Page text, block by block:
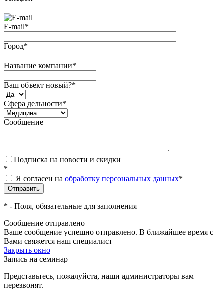
E-mail*
Город*
Название компании*
Ваш объект новый?*
Сфера дельности*
Сообщение
Подписка на новости и скидки
*
Я согласен на обработку персональных данных*
* - Поля, обязательные для заполнения
Сообщение отправлено
Ваше сообщение успешно отправлено. В ближайшее время с
Вами свяжется наш специалист
Закрыть окно
Запись на семинар
Представьтесь, пожалуйста, наши администраторы вам
перезвонят.